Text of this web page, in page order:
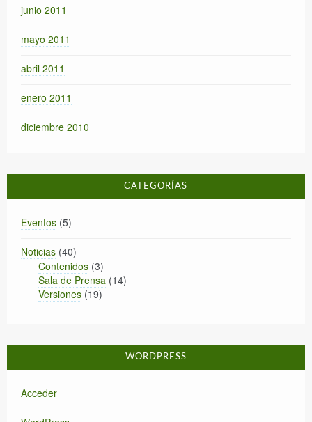
junio 2011
mayo 2011
abril 2011
enero 2011
diciembre 2010
CATEGORÍAS
Eventos (5)
Noticias (40)
Contenidos (3)
Sala de Prensa (14)
Versiones (19)
WORDPRESS
Acceder